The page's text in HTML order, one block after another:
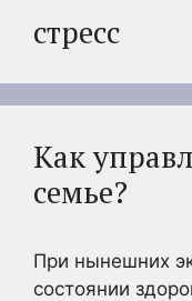
стресс
Как
семье?
При нынешних
состоянии